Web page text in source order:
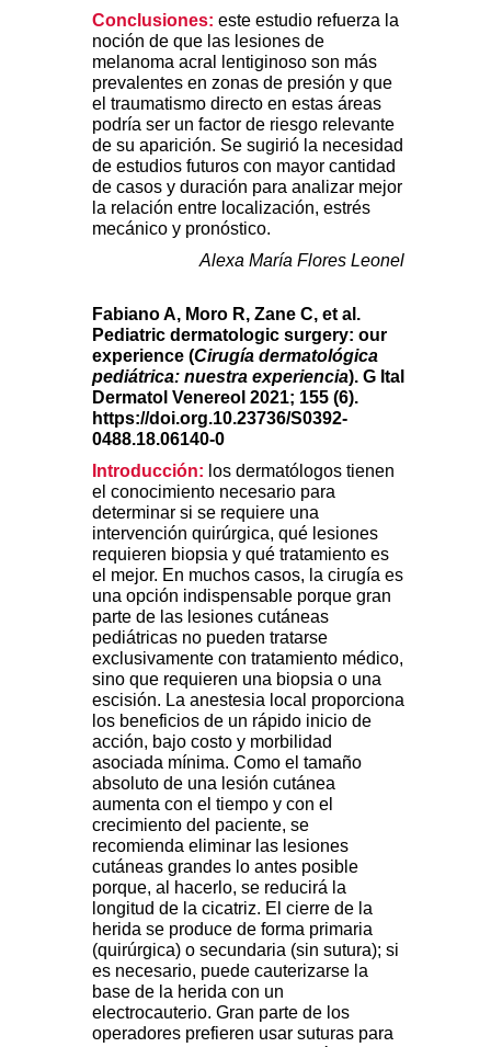
Conclusiones: este estudio refuerza la
noción de que las lesiones de
melanoma acral lentiginoso son más
prevalentes en zonas de presión y que
el traumatismo directo en estas áreas
podría ser un factor de riesgo relevante
de su aparición. Se sugirió la necesidad
de estudios futuros con mayor cantidad
de casos y duración para analizar mejor
la relación entre localización, estrés
mecánico y pronóstico.
Alexa María Flores Leonel
Fabiano A, Moro R, Zane C, et al.
Pediatric dermatologic surgery: our
experience (Cirugía dermatológica
pediátrica: nuestra experiencia). G Ital
Dermatol Venereol 2021; 155 (6).
https://doi.org.10.23736/S0392-
0488.18.06140-0
Introducción: los dermatólogos tienen
el conocimiento necesario para
determinar si se requiere una
intervención quirúrgica, qué lesiones
requieren biopsia y qué tratamiento es
el mejor. En muchos casos, la cirugía es
una opción indispensable porque gran
parte de las lesiones cutáneas
pediátricas no pueden tratarse
exclusivamente con tratamiento médico,
sino que requieren una biopsia o una
escisión. La anestesia local proporciona
los beneficios de un rápido inicio de
acción, bajo costo y morbilidad
asociada mínima. Como el tamaño
absoluto de una lesión cutánea
aumenta con el tiempo y con el
crecimiento del paciente, se
recomienda eliminar las lesiones
cutáneas grandes lo antes posible
porque, al hacerlo, se reducirá la
longitud de la cicatriz. El cierre de la
herida se produce de forma primaria
(quirúrgica) o secundaria (sin sutura); si
es necesario, puede cauterizarse la
base de la herida con un
electrocauterio. Gran parte de los
operadores prefieren usar suturas para